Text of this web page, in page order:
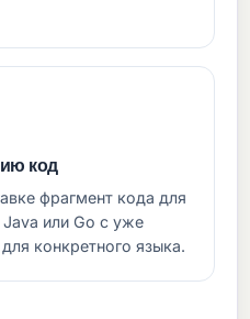
код
фрагмент кода для
или Go с уже
конкретного языка.